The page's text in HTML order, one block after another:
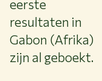
eerste
resultaten in
Gabon (Afrika)
zijn al geboekt.